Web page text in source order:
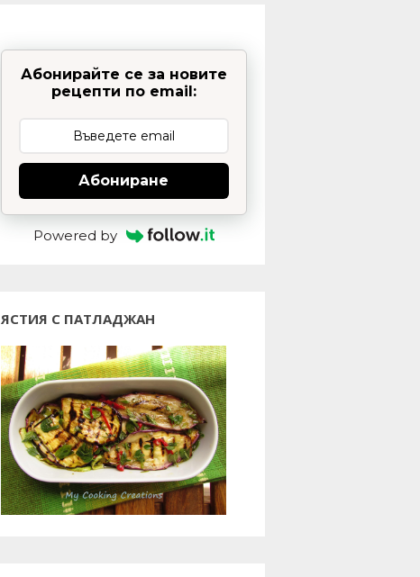
Абонирайте се за новите
рецепти по email:
Абониране
Powered by
ЯСТИЯ С ПАТЛАДЖАН